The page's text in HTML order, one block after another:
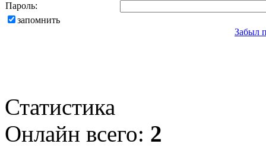
Пароль:
запомнить
Забыл
Статистика
Онлайн всего: 2